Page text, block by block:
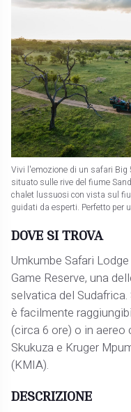
Vivi l'emozione di un safari Big
situato sulle rive del fiume
chalet lussuosi con vista sul
guidati da esperti. Perfetto per
DOVE SI TROVA
Umkumbe Safari
Game Reserve, una
selvatica del
è facilmente
(circa 6 ore) o in
Skukuza e Kruger
(KMIA).
DESCRIZIONE